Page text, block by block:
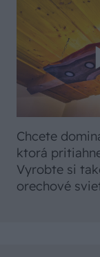
Chcete
ktorá
Vyrobte si
orechové